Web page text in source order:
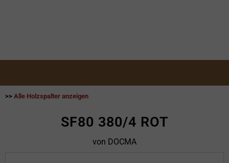
>> Alle Holzspalter anzeigen
SF80 380/4 ROT
von DOCMA